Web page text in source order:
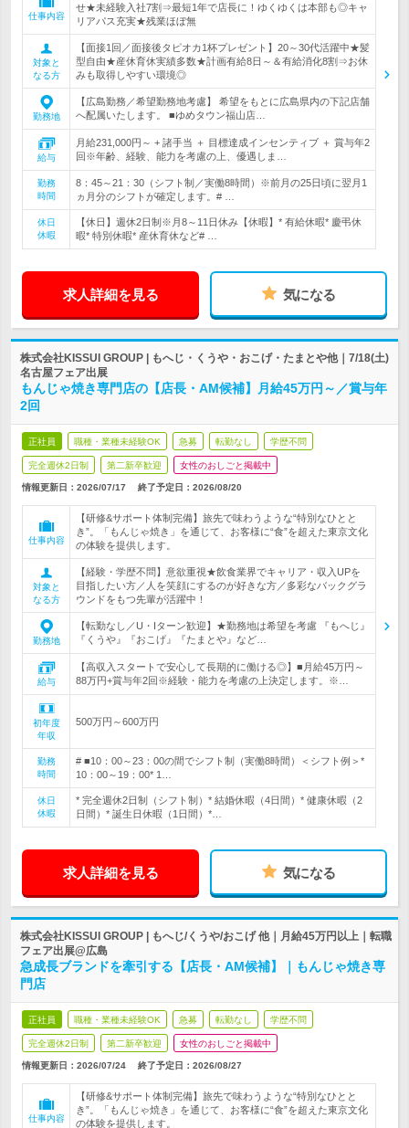
仕事内容
せ★未経験入社7割⇒最短1年で店長に！ゆくゆくは本部も◎キャ
リアパス充実★残業ほぼ無
対象と
なる方
【面接1回／面接後タピオカ1杯プレゼント】20～30代活躍中★髪
型自由★産休育休実績多数★計画有給8日～＆有給消化8割⇒お休
みも取得しやすい環境◎
勤務地
【広島勤務／希望勤務地考慮】 希望をもとに広島県内の下記店舗
へ配属いたします。 ■ゆめタウン福山店…
給与
月給231,000円～ + 諸手当 ＋ 目標達成インセンティブ ＋ 賞与年2
回※年齢、経験、能力を考慮の上、優遇しま…
勤務
時間
8：45～21：30（シフト制／実働8時間）※前月の25日頃に翌月1
ヵ月分のシフトが確定します。# …
休日
休暇
【休日】週休2日制※月8～11日休み【休暇】* 有給休暇* 慶弔休
暇* 特別休暇* 産休育休など# …
求人詳細を見る 気になる
株式会社KISSUI GROUP | もへじ・くうや・おこげ・たまとや他｜7/18(土)
名古屋フェア出展
もんじゃ焼き専門店の【店長・AM候補】月給45万円～／賞与年
2回
正社員 職種・業種未経験OK 急募 転勤なし 学歴不問
完全週休2日制 第二新卒歓迎 女性のおしごと掲載中
情報更新日：2026/07/17 終了予定日： 2026/08/20
仕事内容
【研修&サポート体制完備】旅先で味わうような“特別なひとと
き”。「もんじゃ焼き」を通じて、お客様に“食”を超えた東京文化
の体験を提供します。
対象と
なる方
【経験・学歴不問】意欲重視★飲食業界でキャリア・収入UPを
目指したい方／人を笑顔にするのが好きな方／多彩なバックグラ
ウンドをもつ先輩が活躍中！
勤務地
【転勤なし／U・Iターン歓迎】★勤務地は希望を考慮 『もへじ』
『くうや』『おこげ』『たまとや』など…
給与
【高収入スタートで安心して長期的に働ける◎】■月給45万円～
88万円+賞与年2回※経験・能力を考慮の上決定します。※…
初年度
年収
500万円～600万円
勤務
時間
# ■10：00～23：00の間でシフト制（実働8時間）＜シフト例＞*
10：00～19：00* 1…
休日
休暇
* 完全週休2日制（シフト制）* 結婚休暇（4日間）* 健康休暇（2
日間）* 誕生日休暇（1日間）*…
求人詳細を見る 気になる
株式会社KISSUI GROUP | もへじ/くうや/おこげ 他｜月給45万円以上｜転職
フェア出展@広島
急成長ブランドを牽引する【店長・AM候補】｜もんじゃ焼き専
門店
正社員 職種・業種未経験OK 急募 転勤なし 学歴不問
完全週休2日制 第二新卒歓迎 女性のおしごと掲載中
情報更新日：2026/07/24 終了予定日： 2026/08/27
仕事内容
【研修&サポート体制完備】旅先で味わうような“特別なひとと
き”。「もんじゃ焼き」を通じて、お客様に“食”を超えた東京文化
の体験を提供します。